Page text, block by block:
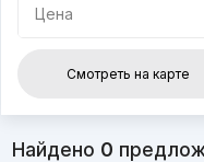
Цена
Смотреть на карте
Найдено 0